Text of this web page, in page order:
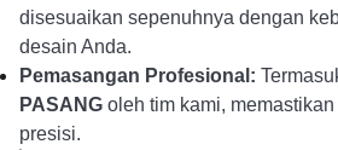
disesuaikan sepenuhnya dengan
desain Anda.
Pemasangan Profesional:
PASANG oleh tim kami, memastikan
presisi.